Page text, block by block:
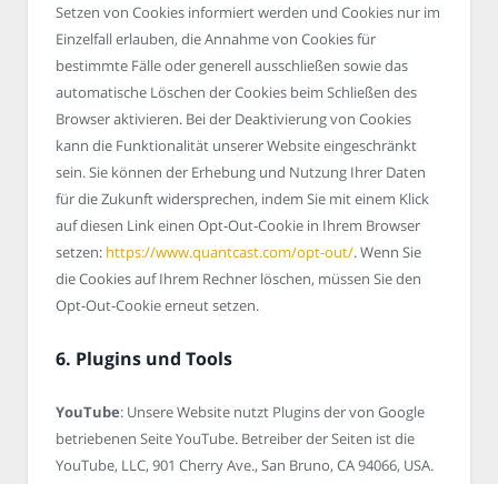
Setzen von Cookies informiert werden und Cookies nur im
Einzelfall erlauben, die Annahme von Cookies für
bestimmte Fälle oder generell ausschließen sowie das
automatische Löschen der Cookies beim Schließen des
Browser aktivieren. Bei der Deaktivierung von Cookies
kann die Funktionalität unserer Website eingeschränkt
sein. Sie können der Erhebung und Nutzung Ihrer Daten
für die Zukunft widersprechen, indem Sie mit einem Klick
auf diesen Link einen Opt-Out-Cookie in Ihrem Browser
setzen: https://www.quantcast.com/opt-out/. Wenn Sie
die Cookies auf Ihrem Rechner löschen, müssen Sie den
Opt-Out-Cookie erneut setzen.
6. Plugins und Tools
YouTube: Unsere Website nutzt Plugins der von Google
betriebenen Seite YouTube. Betreiber der Seiten ist die
YouTube, LLC, 901 Cherry Ave., San Bruno, CA 94066, USA.